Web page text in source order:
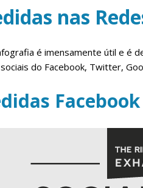
nas
é imensamente útil e é
do Facebook, Twitter,
Facebook